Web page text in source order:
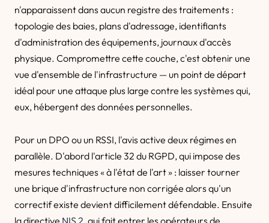
n'apparaissent dans aucun registre des traitements :
topologie des baies, plans d'adressage, identifiants
d'administration des équipements, journaux d'accès
physique. Compromettre cette couche, c'est obtenir une
vue d'ensemble de l'infrastructure — un point de départ
idéal pour une attaque plus large contre les systèmes qui,
eux, hébergent des données personnelles.
Pour un DPO ou un RSSI, l'avis active deux régimes en
parallèle. D'abord l'article 32 du RGPD, qui impose des
mesures techniques « à l'état de l'art » : laisser tourner
une brique d'infrastructure non corrigée alors qu'un
correctif existe devient difficilement défendable. Ensuite
la directive NIS 2, qui fait entrer les opérateurs de